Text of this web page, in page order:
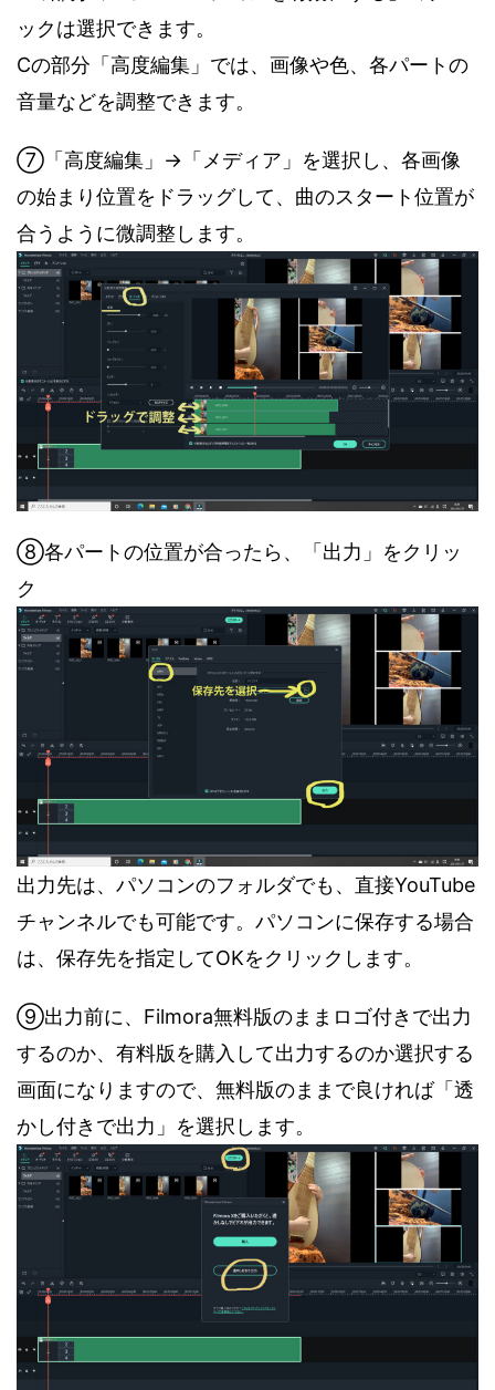
ックは選択できます。
Cの部分「高度編集」では、画像や色、各パートの
音量などを調整できます。
⑦「高度編集」→「メディア」を選択し、各画像
の始まり位置をドラッグして、曲のスタート位置が
合うように微調整します。
⑧各パートの位置が合ったら、「出力」をクリッ
ク
出力先は、パソコンのフォルダでも、直接YouTube
チャンネルでも可能です。パソコンに保存する場合
は、保存先を指定してOKをクリックします。
⑨出力前に、Filmora無料版のままロゴ付きで出力
するのか、有料版を購入して出力するのか選択する
画面になりますので、無料版のままで良ければ「透
かし付きで出力」を選択します。